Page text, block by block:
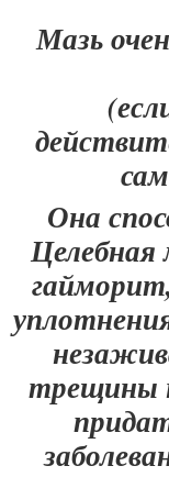
Мазь
Она
трещины